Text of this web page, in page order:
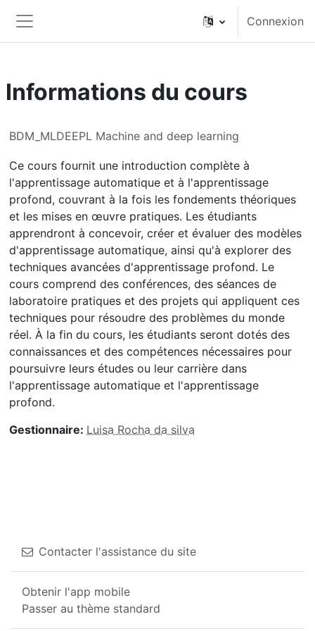
Panneau latéral
Connexion
Informations du cours
BDM_MLDEEPL Machine and deep learning
Ce cours fournit une introduction complète à
l'apprentissage automatique et à l'apprentissage
profond, couvrant à la fois les fondements théoriques
et les mises en œuvre pratiques. Les étudiants
apprendront à concevoir, créer et évaluer des modèles
d'apprentissage automatique, ainsi qu'à explorer des
techniques avancées d'apprentissage profond. Le
cours comprend des conférences, des séances de
laboratoire pratiques et des projets qui appliquent ces
techniques pour résoudre des problèmes du monde
réel. À la fin du cours, les étudiants seront dotés des
connaissances et des compétences nécessaires pour
poursuivre leurs études ou leur carrière dans
l'apprentissage automatique et l'apprentissage
profond.
Gestionnaire: Luisa Rocha da silva
Contacter l'assistance du site
Obtenir l'app mobile
Passer au thème standard